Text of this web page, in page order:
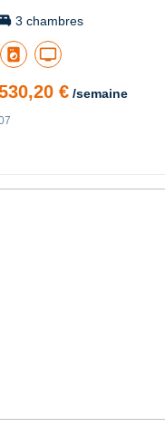
3 chambres
local_laundry_service tv
€ /semaine